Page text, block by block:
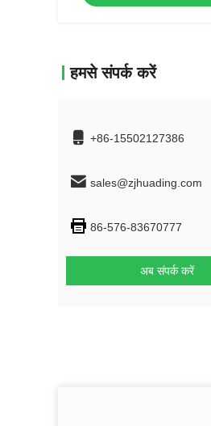
हमसे संपर्क करें
+86-15502127386
sales@zjhuading.com
86-576-83670777
अब संपर्क करें